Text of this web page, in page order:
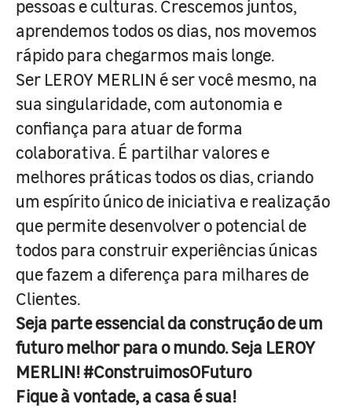
pessoas e culturas. Crescemos juntos,
aprendemos todos os dias, nos movemos
rápido para chegarmos mais longe.
Ser LEROY MERLIN é ser você mesmo, na
sua singularidade, com autonomia e
confiança para atuar de forma
colaborativa. É partilhar valores e
melhores práticas todos os dias, criando
um espírito único de iniciativa e realização
que permite desenvolver o potencial de
todos para construir experiências únicas
que fazem a diferença para milhares de
Clientes.
Seja parte essencial da construção de um
futuro melhor para o mundo. Seja LEROY
MERLIN! #ConstruimosOFuturo
Fique à vontade, a casa é sua!